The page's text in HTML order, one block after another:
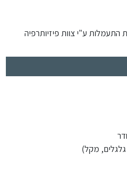
התעמלות ע"י צוות פיזיותרפיה
גלגלים, מקל)